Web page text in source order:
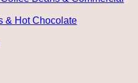
& Hot Chocolate